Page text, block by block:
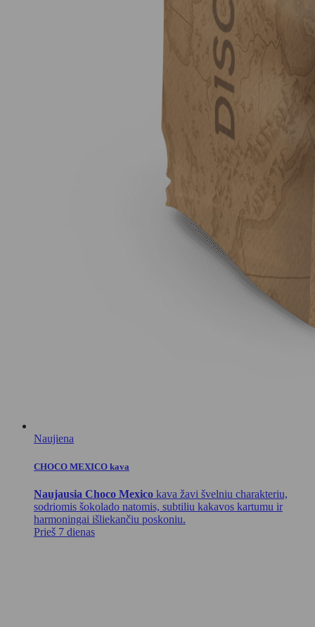
Naujiena
CHOCO MEXICO kava
Naujausia Choco Mexico kava žavi švelniu charakteriu,
sodriomis šokolado natomis, subtiliu kakavos kartumu ir
harmoningai išliekančiu poskoniu.
Prieš 7 dienas